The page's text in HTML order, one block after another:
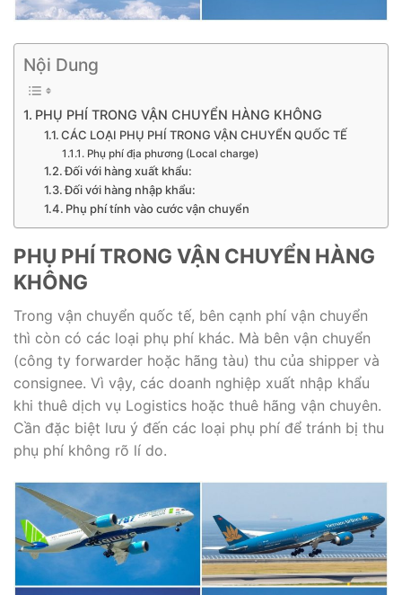
Nội Dung
PHỤ PHÍ TRONG VẬN CHUYỂN HÀNG KHÔNG
CÁC LOẠI PHỤ PHÍ TRONG VẬN CHUYỂN QUỐC TẾ
Phụ phí địa phương (Local charge)
Đối với hàng xuất khẩu:
Đối với hàng nhập khẩu:
Phụ phí tính vào cước vận chuyển
PHỤ PHÍ TRONG VẬN CHUYỂN HÀNG
KHÔNG
Trong vận chuyển quốc tế, bên cạnh phí vận chuyển
thì còn có các loại phụ phí khác. Mà bên vận chuyển
(công ty forwarder hoặc hãng tàu) thu của shipper và
consignee. Vì vậy, các doanh nghiệp xuất nhập khẩu
khi thuê dịch vụ Logistics hoặc thuê hãng vận chuyên.
Cần đặc biệt lưu ý đến các loại phụ phí để tránh bị thu
phụ phí không rõ lí do.